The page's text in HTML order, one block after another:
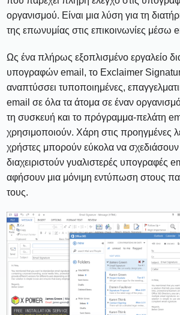
οργανισμού. Είναι μια λύση για τη
της επωνυμίας στις επικοινωνίες μέσω
Ως ένα πλήρως εξοπλισμένο εργαλείο
υπογραφών email, το Exclaimer
αναπτύσσει τυποποιημένες,
email σε όλα τα άτομα σε έναν
τη συσκευή και το πρόγραμμα-πελάτη
χρησιμοποιούν. Χάρη στις προηγμένες
χρήστες μπορούν εύκολα να σχεδιάσουν
διαχειριστούν γυαλιστερές υπογραφές
αφήσουν μια μόνιμη εντύπωση στους
τους.